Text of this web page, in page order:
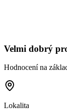
Velmi dobrý
Hodnocení na
Lokalita